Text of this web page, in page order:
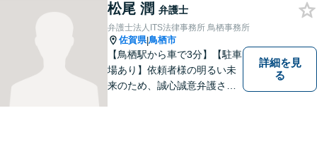
ぐように、丁寧にお悩みをお
伺いいたします。
松尾 潤 弁護士
弁護士法人ITS法律事務所 鳥栖事務所
佐賀県|鳥栖市
【鳥栖駅から車で3分】【駐車
場あり】依頼者様の明るい未
来のため、誠心誠意弁護させ
詳細を見
る